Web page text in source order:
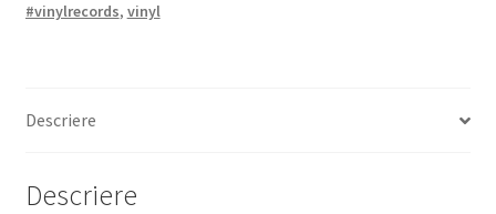
#vinylrecords, vinyl
Descriere
Descriere